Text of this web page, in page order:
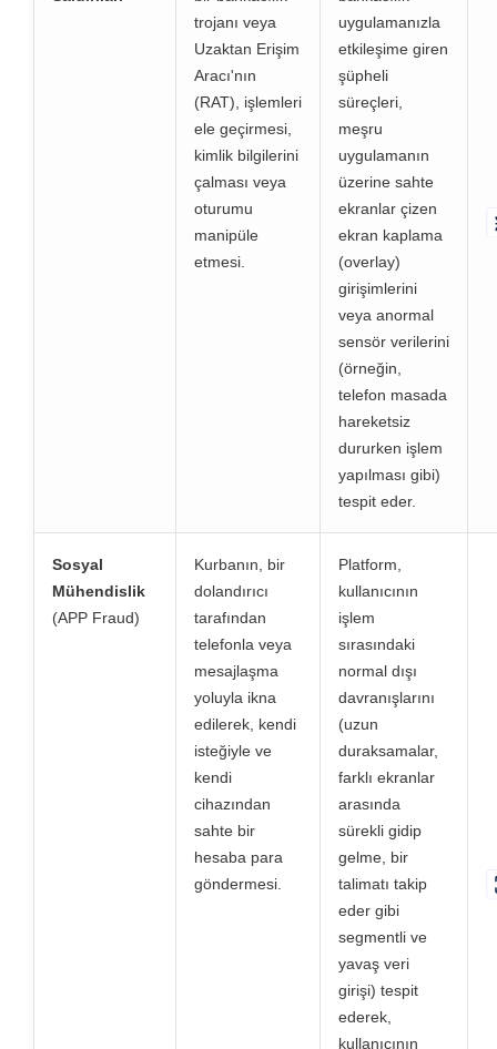
trojanı veya
Uzaktan Erişim
Aracı'nın
(RAT), işlemleri
ele geçirmesi,
kimlik bilgilerini
çalması veya
oturumu
manipüle
etmesi.
uygulamanızla
etkileşime giren
şüpheli
süreçleri,
meşru
uygulamanın
üzerine sahte
ekranlar çizen
ekran kaplama
(overlay)
girişimlerini
veya anormal
sensör verilerini
(örneğin,
telefon masada
hareketsiz
dururken işlem
yapılması gibi)
tespit eder.
Sosyal
Mühendislik
(APP Fraud)
Kurbanın, bir
dolandırıcı
tarafından
telefonla veya
mesajlaşma
yoluyla ikna
edilerek, kendi
isteğiyle ve
kendi
cihazından
sahte bir
hesaba para
göndermesi.
Platform,
kullanıcının
işlem
sırasındaki
normal dışı
davranışlarını
(uzun
duraksamalar,
farklı ekranlar
arasında
sürekli gidip
gelme, bir
talimatı takip
eder gibi
segmentli ve
yavaş veri
girişi) tespit
ederek,
kullanıcının